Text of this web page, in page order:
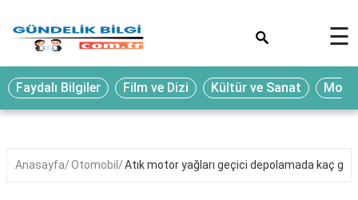
Eğitim
Ekonomi
Seyahat
☰
Faydalı Bilgiler Film ve Dizi Kültür ve Sanat
Anasayfa Otomobil Atık motor yağları geçici depolamada kaç